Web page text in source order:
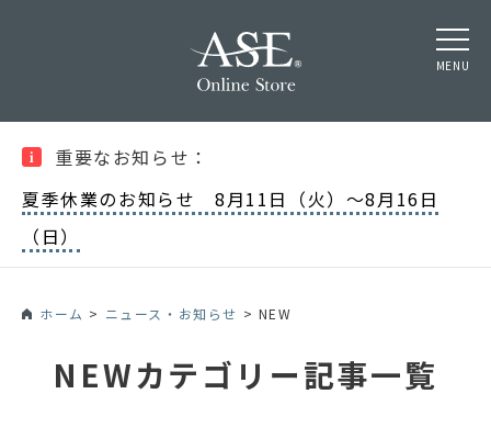
重要なお知らせ：
夏季休業のお知らせ 8月11日（火）〜8月16日
（日）
MENU
ホーム > ニュース・お知らせ > NEW
NEWカテゴリー記事一覧